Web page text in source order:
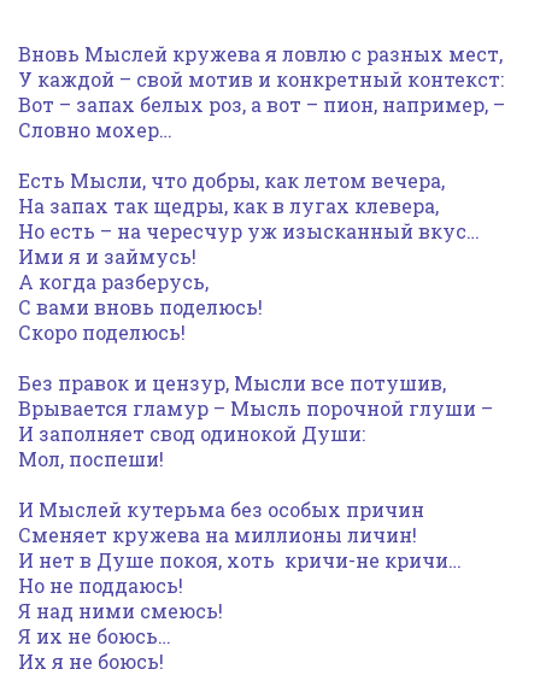
Вновь Мыслей кружева я ловлю с разных мест,
У каждой – свой мотив и конкретный контекст:
Вот – запах белых роз, а вот – пион, например, –
Словно мохер…
Есть Мысли, что добры, как летом вечера,
На запах так щедры, как в лугах клевера,
Но есть – на чересчур уж изысканный вкус…
Ими я и займусь!
А когда разберусь,
С вами вновь поделюсь!
Скоро поделюсь!
Без правок и цензур, Мысли все потушив,
Врывается гламур – Мысль порочной глуши –
И заполняет свод одинокой Души:
Мол, поспеши!
И Мыслей кутерьма без особых причин
Сменяет кружева на миллионы личин!
И нет в Душе покоя, хоть кричи-не кричи…
Но не поддаюсь!
Я над ними смеюсь!
Я их не боюсь…
Их я не боюсь!